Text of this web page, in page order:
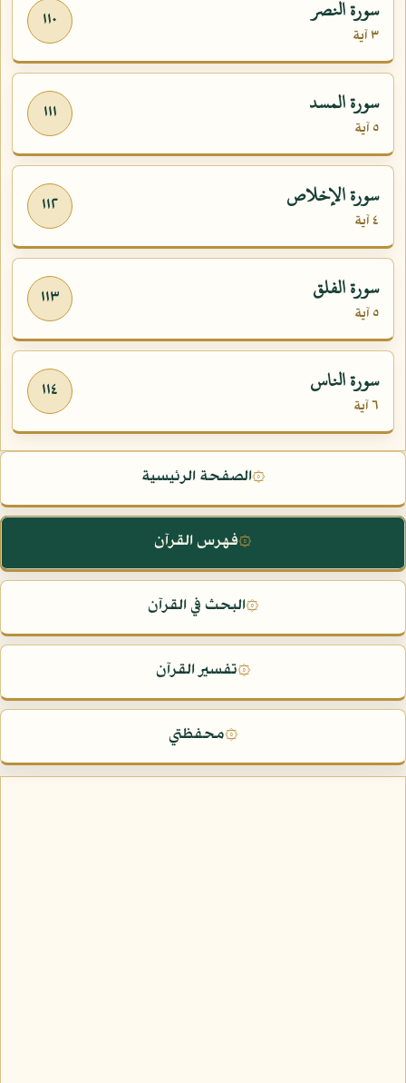
١١٠ سورة النصر
٣ آية
١١١ سورة المسد
٥ آية
١١٢ سورة الإخلاص
٤ آية
١١٣ سورة الفلق
٥ آية
١١٤ سورة الناس
٦ آية
۞الصفحة الرئيسية
۞فهرس القرآن
۞البحث في القرآن
۞تفسير القرآن
۞محفظتي